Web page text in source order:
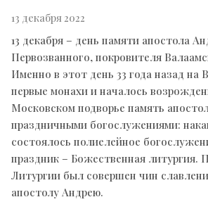
13 декабря 2022
13 декабря – день памяти апостола
Первозванного, покровителя
Именно в этот день 33 года назад на
первые монахи и началось
Московском подворье память
праздничными богослужениями:
состоялось полиелейное
праздник – Божественная литургия.
Литургии был совершен чин
апостолу Андрею.